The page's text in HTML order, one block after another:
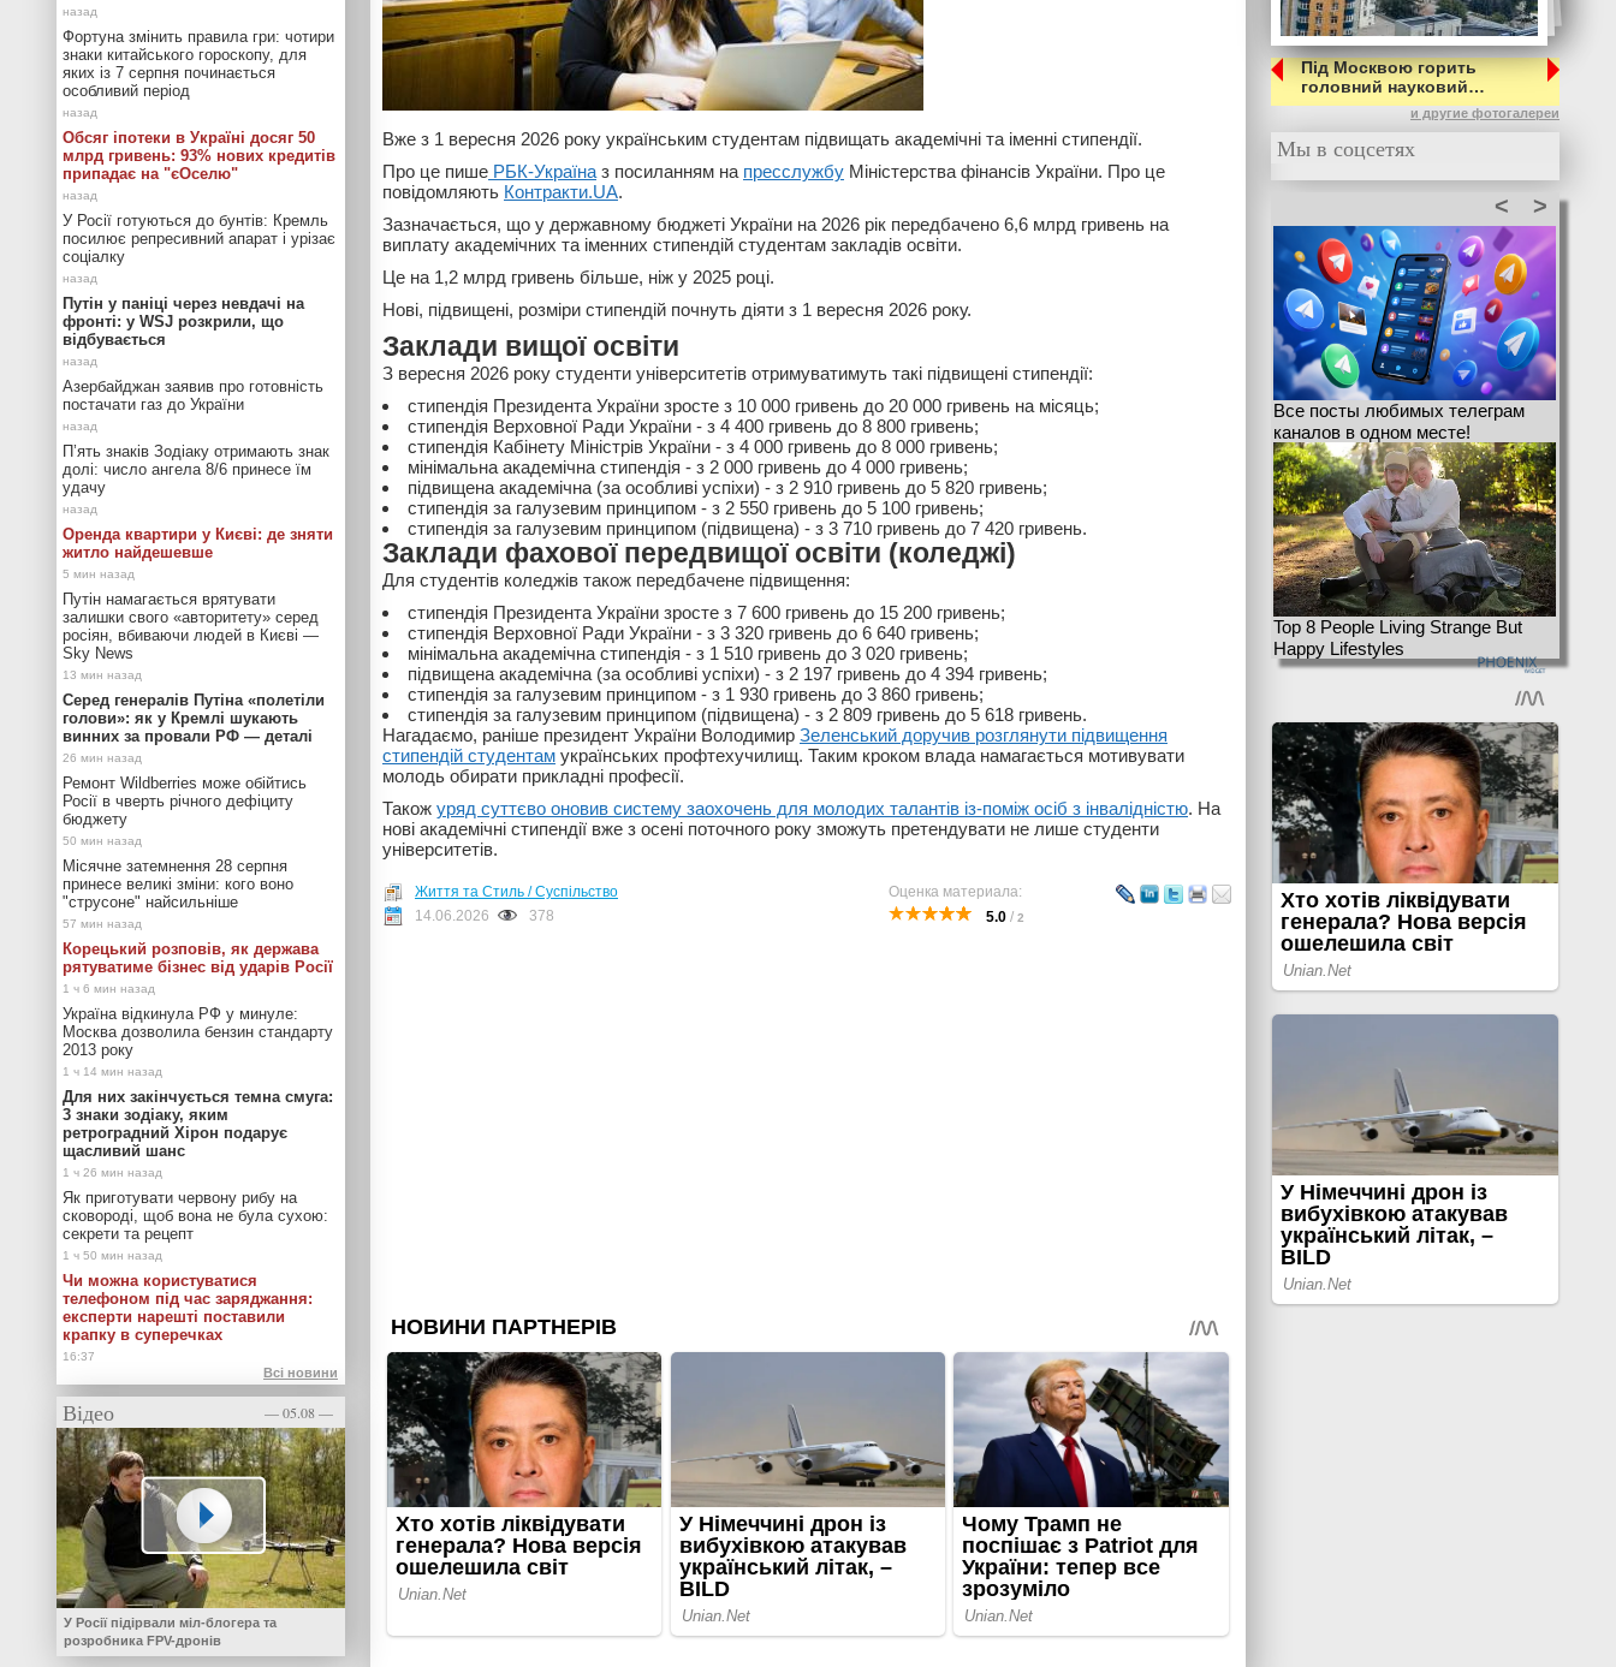
Вже з 1 вересня 2026 року українським студентам підвищать академічні та іменні стипендії.
Про це пише РБК-Україна з посиланням на пресслужбу Міністерства фінансів України. Про це
повідомляють Контракти.UA.
Зазначається, що у державному бюджеті України на 2026 рік передбачено 6,6 млрд гривень на
виплату академічних та іменних стипендій студентам закладів освіти.
Це на 1,2 млрд гривень більше, ніж у 2025 році.
Нові, підвищені, розміри стипендій почнуть діяти з 1 вересня 2026 року.
Заклади вищої освіти
З вересня 2026 року студенти університетів отримуватимуть такі підвищені стипендії:
стипендія Президента України зросте з 10 000 гривень до 20 000 гривень на місяць;
стипендія Верховної Ради України - з 4 400 гривень до 8 800 гривень;
стипендія Кабінету Міністрів України - з 4 000 гривень до 8 000 гривень;
мінімальна академічна стипендія - з 2 000 гривень до 4 000 гривень;
підвищена академічна (за особливі успіхи) - з 2 910 гривень до 5 820 гривень;
стипендія за галузевим принципом - з 2 550 гривень до 5 100 гривень;
стипендія за галузевим принципом (підвищена) - з 3 710 гривень до 7 420 гривень.
Заклади фахової передвищої освіти (коледжі)
Для студентів коледжів також передбачене підвищення:
стипендія Президента України зросте з 7 600 гривень до 15 200 гривень;
стипендія Верховної Ради України - з 3 320 гривень до 6 640 гривень;
мінімальна академічна стипендія - з 1 510 гривень до 3 020 гривень;
підвищена академічна (за особливі успіхи) - з 2 197 гривень до 4 394 гривень;
стипендія за галузевим принципом - з 1 930 гривень до 3 860 гривень;
стипендія за галузевим принципом (підвищена) - з 2 809 гривень до 5 618 гривень.
Нагадаємо, раніше президент України Володимир Зеленський доручив розглянути підвищення
стипендій студентам українських профтехучилищ. Таким кроком влада намагається мотивувати
молодь обирати прикладні професії.
Також уряд суттєво оновив систему заохочень для молодих талантів із-поміж осіб з інвалідністю. На
нові академічні стипендії вже з осені поточного року зможуть претендувати не лише студенти
університетів.
Оценка материала:
5.0 / 2
Життя та Стиль / Суспільство
14.06.2026
378
Фортуна змінить правила гри: чотири
знаки китайського гороскопу, для
яких із 7 серпня починається
особливий період
Обсяг іпотеки в Україні досяг 50
млрд гривень: 93% нових кредитів
припадає на "єОселю"
У Росії готуються до бунтів: Кремль
посилює репресивний апарат і урізає
соціалку
Путін у паніці через невдачі на
фронті: у WSJ розкрили, що
відбувається
Азербайджан заявив про готовність
постачати газ до України
П’ять знаків Зодіаку отримають знак
долі: число ангела 8/6 принесе їм
удачу
Оренда квартири у Києві: де зняти
житло найдешевше
Путін намагається врятувати
залишки свого «авторитету» серед
росіян, вбиваючи людей в Києві —
Sky News
Серед генералів Путіна «полетіли
голови»: як у Кремлі шукають
винних за провали РФ — деталі
Ремонт Wildberries може обійтись
Росії в чверть річного дефіциту
бюджету
Місячне затемнення 28 серпня
принесе великі зміни: кого воно
"струсоне" найсильніше
Корецький розповів, як держава
рятуватиме бізнес від ударів Росії
Україна відкинула РФ у минуле:
Москва дозволила бензин стандарту
2013 року
Для них закінчується темна смуга:
3 знаки зодіаку, яким
ретроградний Хірон подарує
щасливий шанс
Як приготувати червону рибу на
сковороді, щоб вона не була сухою:
секрети та рецепт
Чи можна користуватися
телефоном під час заряджання:
експерти нарешті поставили
крапку в суперечках
Всі новини
Відео — 05.08 —
У Росії підірвали міл-блогера та
розробника FPV-дронів
Під Москвою горить
головний науковий…
и другие фотогалереи
Мы в соцсетях
>
<
Все посты любимых телеграм
каналов в одном месте!
Top 8 People Living Strange But
Happy Lifestyles